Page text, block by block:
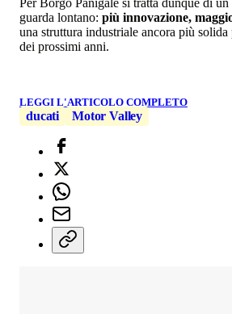
Per Borgo Panigale si tratta dunque di
guarda lontano: più innovazione,
una struttura industriale ancora più
dei prossimi anni.
LEGGI L'ARTICOLO COMPLETO
ducati Motor Valley